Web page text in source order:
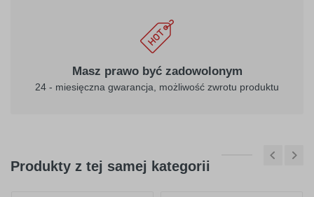
Masz prawo być zadowolonym
24 - miesięczna gwarancja, możliwość zwrotu produktu
Produkty z tej samej kategorii